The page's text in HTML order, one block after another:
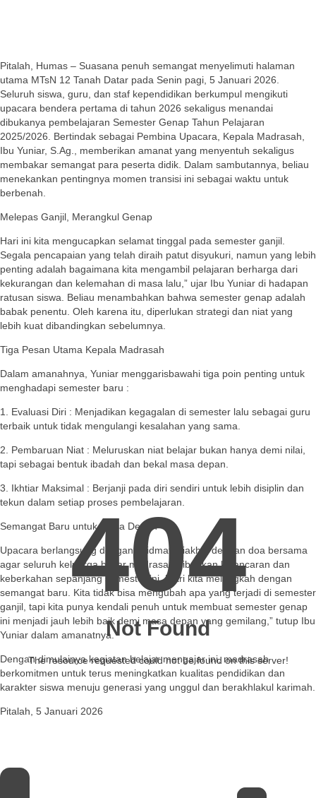
Pitalah, Humas – Suasana penuh semangat menyelimuti halaman
utama MTsN 12 Tanah Datar pada Senin pagi, 5 Januari 2026.
Seluruh siswa, guru, dan staf kependidikan berkumpul mengikuti
upacara bendera pertama di tahun 2026 sekaligus menandai
dibukanya pembelajaran Semester Genap Tahun Pelajaran
2025/2026. Bertindak sebagai Pembina Upacara, Kepala Madrasah,
Ibu Yuniar, S.Ag., memberikan amanat yang menyentuh sekaligus
membakar semangat para peserta didik. Dalam sambutannya, beliau
menekankan pentingnya momen transisi ini sebagai waktu untuk
berbenah.
Melepas Ganjil, Merangkul Genap
Hari ini kita mengucapkan selamat tinggal pada semester ganjil.
Segala pencapaian yang telah diraih patut disyukuri, namun yang lebih
penting adalah bagaimana kita mengambil pelajaran berharga dari
kekurangan dan kelemahan di masa lalu,” ujar Ibu Yuniar di hadapan
ratusan siswa. Beliau menambahkan bahwa semester genap adalah
babak penentu. Oleh karena itu, diperlukan strategi dan niat yang
lebih kuat dibandingkan sebelumnya.
Tiga Pesan Utama Kepala Madrasah
Dalam amanahnya, Yuniar menggarisbawahi tiga poin penting untuk
menghadapi semester baru :
1. Evaluasi Diri : Menjadikan kegagalan di semester lalu sebagai guru
terbaik untuk tidak mengulangi kesalahan yang sama.
2. Pembaruan Niat : Meluruskan niat belajar bukan hanya demi nilai,
tapi sebagai bentuk ibadah dan bekal masa depan.
3. Ikhtiar Maksimal : Berjanji pada diri sendiri untuk lebih disiplin dan
tekun dalam setiap proses pembelajaran.
Semangat Baru untuk Masa Depan
Upacara berlangsung dengan khidmat, diakhiri dengan doa bersama
agar seluruh keluarga besar madrasah diberikan kelancaran dan
keberkahan sepanjang semester ini. Mari kita melangkah dengan
semangat baru. Kita tidak bisa mengubah apa yang terjadi di semester
ganjil, tapi kita punya kendali penuh untuk membuat semester genap
ini menjadi jauh lebih baik demi masa depan yang gemilang,” tutup Ibu
Yuniar dalam amanatnya.
Dengan dimulainya kegiatan belajar mengajar ini, madrasah
berkomitmen untuk terus meningkatkan kualitas pendidikan dan
karakter siswa menuju generasi yang unggul dan berakhlakul karimah.
Pitalah, 5 Januari 2026
404
Not Found
The resource requested could not be found on this server!